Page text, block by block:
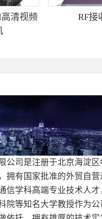
清视频
RF接
公司是注册于北京海淀
拥有国家批准的外贸自营
信学科高端专业技术人
院等知名大学教授作为公